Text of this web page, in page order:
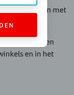
extra kosten met
u altijd en
en in het